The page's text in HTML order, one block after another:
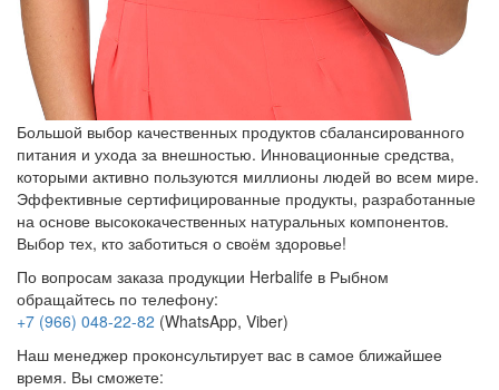
Большой выбор качественных продуктов сбалансированного
питания и ухода за внешностью. Инновационные средства,
которыми активно пользуются миллионы людей во всем мире.
Эффективные сертифицированные продукты, разработанные
на основе высококачественных натуральных компонентов.
Выбор тех, кто заботиться о своём здоровье!
По вопросам заказа продукции Herbalife в Рыбном
обращайтесь по телефону:
+7 (966) 048-22-82 (WhatsApp, Viber)
Наш менеджер проконсультирует вас в самое ближайшее
время. Вы сможете: